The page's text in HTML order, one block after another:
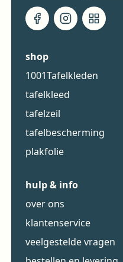
shop
1001Tafelkleden
tafelkleed
tafelzeil
tafelbescherming
plakfolie
hulp & info
over ons
klantenservice
veelgestelde vragen